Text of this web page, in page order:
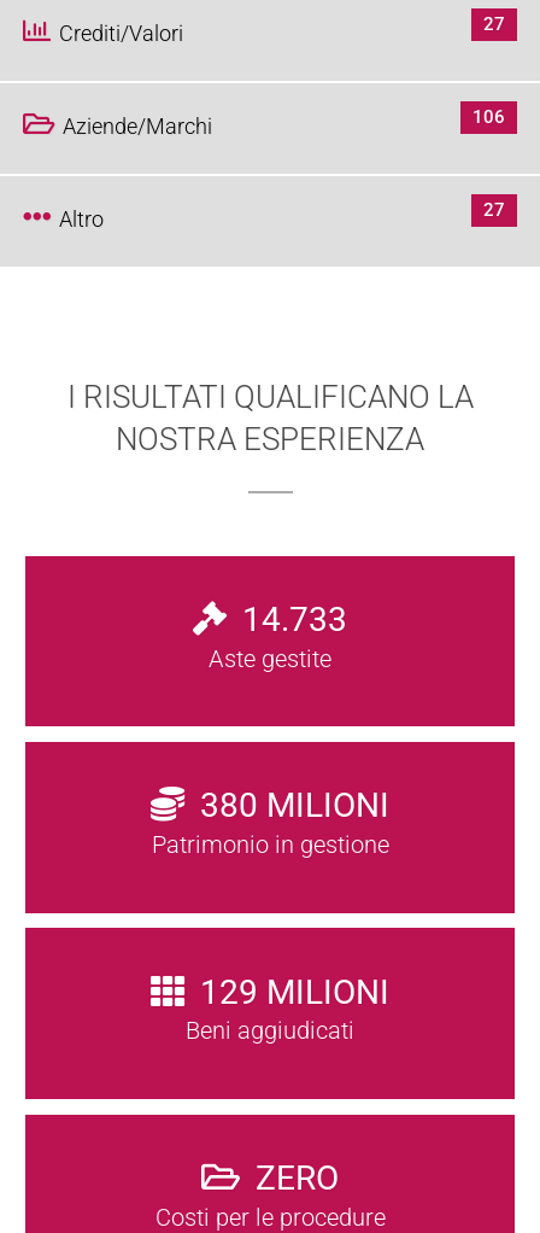
Crediti/Valori 27
Aziende/Marchi 106
Altro 27
I RISULTATI QUALIFICANO LA
NOSTRA ESPERIENZA
14.733
Aste gestite
380 MILIONI
Patrimonio in gestione
129 MILIONI
Beni aggiudicati
ZERO
Costi per le procedure